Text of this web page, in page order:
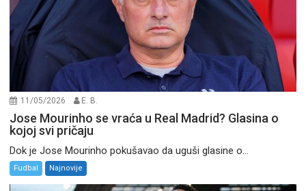
11/05/2026 E. B.
Jose Mourinho se vraća u Real Madrid? Glasina o
kojoj svi pričaju
Dok je Jose Mourinho pokušavao da uguši glasine o...
Fudbal Najnovije